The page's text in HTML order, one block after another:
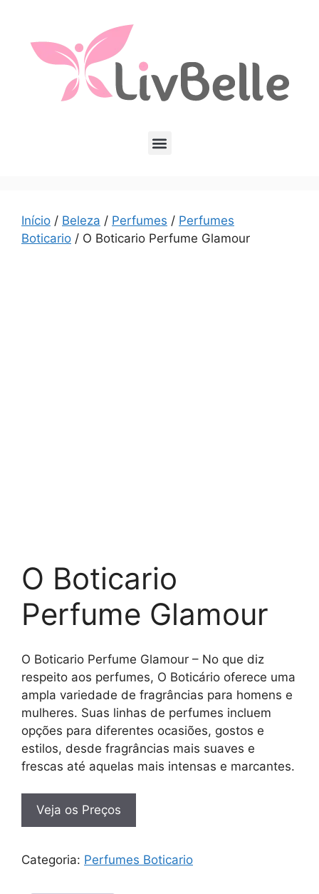
Início / Beleza / Perfumes / Perfumes
Boticario / O Boticario Perfume Glamour
O Boticario
Perfume Glamour
O Boticario Perfume Glamour – No que diz
respeito aos perfumes, O Boticário oferece uma
ampla variedade de fragrâncias para homens e
mulheres. Suas linhas de perfumes incluem
opções para diferentes ocasiões, gostos e
estilos, desde fragrâncias mais suaves e
frescas até aquelas mais intensas e marcantes.
Veja os Preços
Categoria: Perfumes Boticario